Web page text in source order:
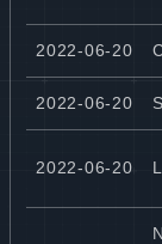
2022-06-20
2022-06-20
2022-06-20